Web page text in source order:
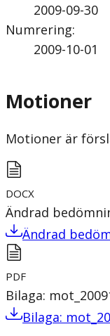
2009-09-30
Numrering:
2009-10-01
Motioner
Motioner är
DOCX
Ändrad
Ändrad
PDF
Bilaga:
Bilaga: